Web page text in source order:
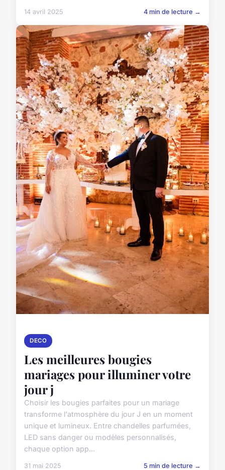
14 avril 2025 4 min de lecture →
DECO
Les meilleures bougies
mariages pour illuminer votre
jour j
Choisir les bougies parfaites pour un mariage
transforme l'atmosphère du jour J en un moment
unique et lumineux. Entre chandelles parfumées,
LED sans danger ou modèles personnalisés,
chaque option app...
31 mai 2025 5 min de lecture →